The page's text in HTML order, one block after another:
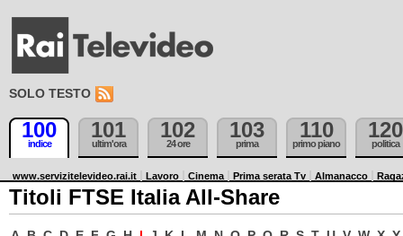
SOLO TESTO
100
indice
101
ultim'ora
102
24 ore
103
prima
110
primo piano
120
politica
www.servizitelevideo.rai.it Lavoro Cinema Prima serata Tv Almanacco
Titoli FTSE Italia All-Share